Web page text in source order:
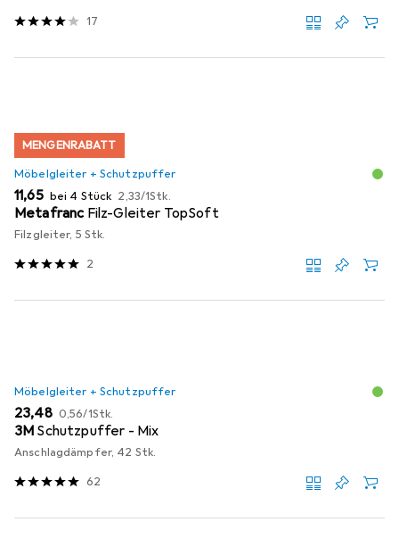
17
MENGENRABATT
Möbelgleiter + Schutzpuffer
EUR
11,65 bei 4 Stück EUR
2,33/1Stk.
Metafranc Filz-Gleiter TopSoft
Filzgleiter, 5 Stk.
2
Möbelgleiter + Schutzpuffer
EUR
23,48 EUR
0,56/1Stk.
3M Schutzpuffer - Mix
Anschlagdämpfer, 42 Stk.
62